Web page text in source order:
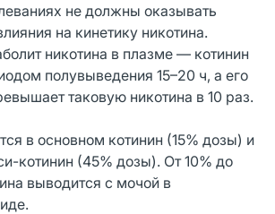
не должны оказывать
на кинетику никотина.
никотина в плазме — котинин
полувыведения 15–20 ч, а его
таковую никотина в 10 раз.
в основном котинин (15% дозы) и
котинин (45% дозы). От 10% до
выводится с мочой в